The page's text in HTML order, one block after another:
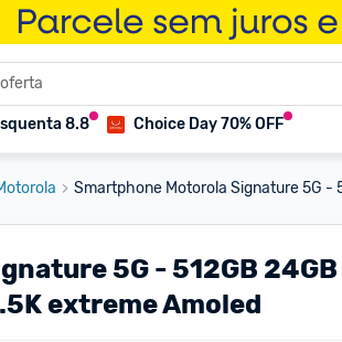
8.8 Choice Day 70% OFF
Smartphone Motorola Signature 5G -
5G - 512GB 24GB
extreme Amoled